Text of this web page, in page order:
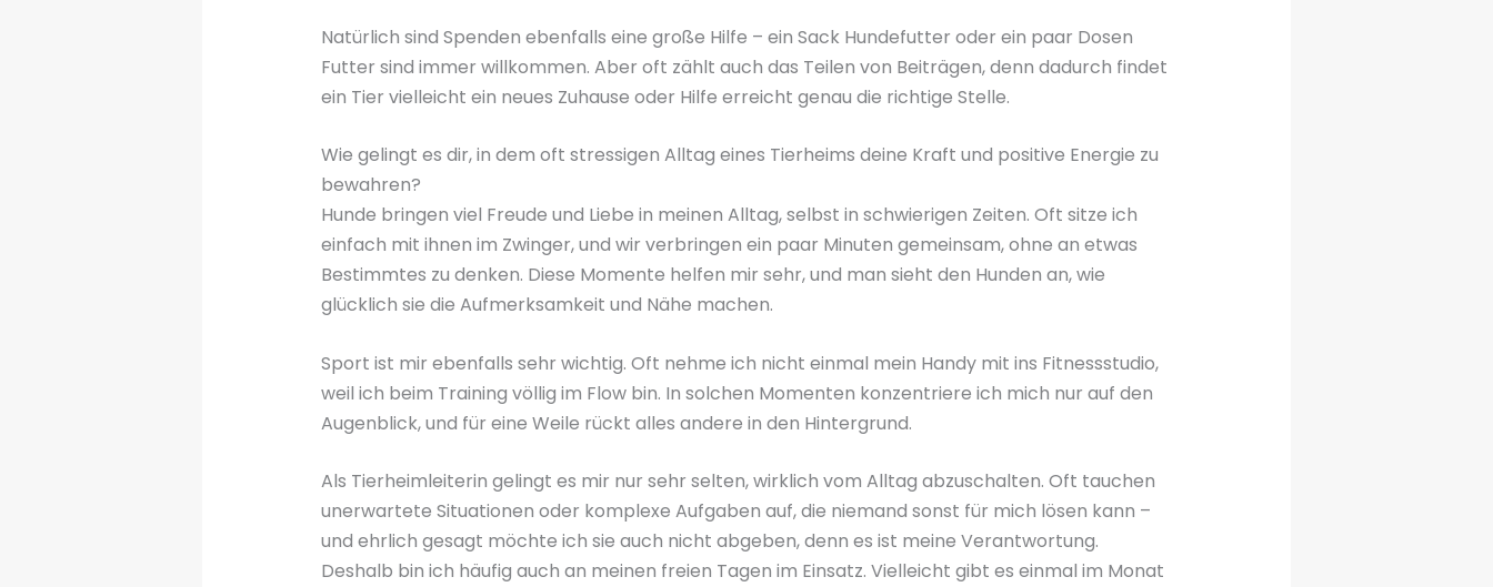
Natürlich sind Spenden ebenfalls eine große Hilfe – ein Sack Hundefutter oder ein paar Dosen
Futter sind immer willkommen. Aber oft zählt auch das Teilen von Beiträgen, denn dadurch findet
ein Tier vielleicht ein neues Zuhause oder Hilfe erreicht genau die richtige Stelle.
Wie gelingt es dir, in dem oft stressigen Alltag eines Tierheims deine Kraft und positive Energie zu
bewahren?
Hunde bringen viel Freude und Liebe in meinen Alltag, selbst in schwierigen Zeiten. Oft sitze ich
einfach mit ihnen im Zwinger, und wir verbringen ein paar Minuten gemeinsam, ohne an etwas
Bestimmtes zu denken. Diese Momente helfen mir sehr, und man sieht den Hunden an, wie
glücklich sie die Aufmerksamkeit und Nähe machen.
Sport ist mir ebenfalls sehr wichtig. Oft nehme ich nicht einmal mein Handy mit ins Fitnessstudio,
weil ich beim Training völlig im Flow bin. In solchen Momenten konzentriere ich mich nur auf den
Augenblick, und für eine Weile rückt alles andere in den Hintergrund.
Als Tierheimleiterin gelingt es mir nur sehr selten, wirklich vom Alltag abzuschalten. Oft tauchen
unerwartete Situationen oder komplexe Aufgaben auf, die niemand sonst für mich lösen kann –
und ehrlich gesagt möchte ich sie auch nicht abgeben, denn es ist meine Verantwortung.
Deshalb bin ich häufig auch an meinen freien Tagen im Einsatz. Vielleicht gibt es einmal im Monat